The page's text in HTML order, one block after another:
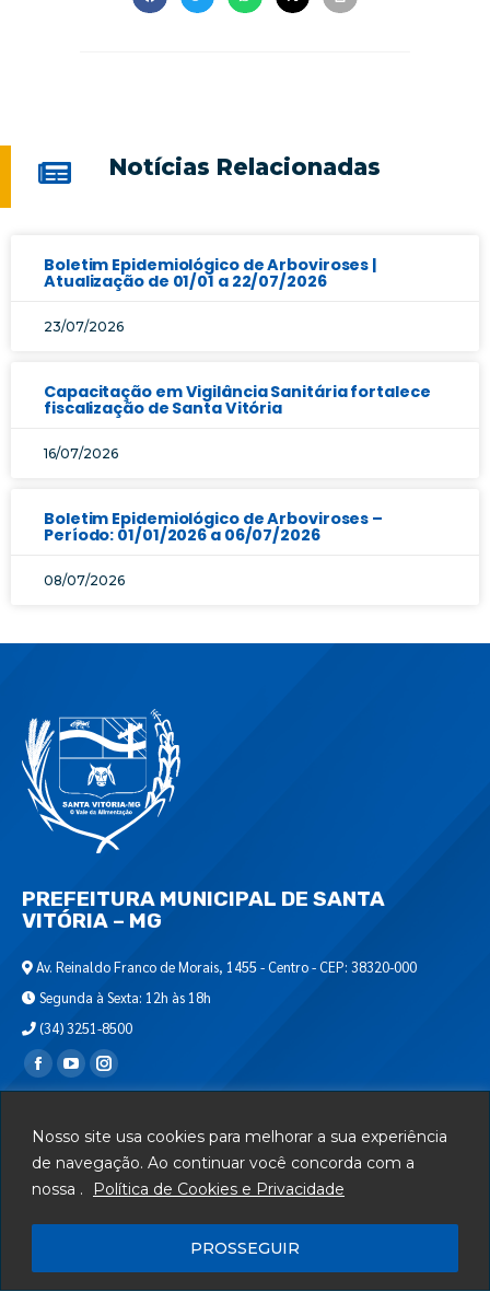
Nosso site usa cookies para melhorar a sua experiência
de navegação. Ao continuar você concorda com a
nossa .
Política de Cookies e Privacidade
PROSSEGUIR
Notícias Relacionadas
Boletim Epidemiológico de Arboviroses |
Atualização de 01/01 a 22/07/2026
23/07/2026
Capacitação em Vigilância Sanitária fortalece
fiscalização de Santa Vitória
16/07/2026
Boletim Epidemiológico de Arboviroses –
Período: 01/01/2026 a 06/07/2026
08/07/2026
PREFEITURA MUNICIPAL DE SANTA
VITÓRIA – MG
Av. Reinaldo Franco de Morais, 1455 - Centro - CEP: 38320-000
Segunda à Sexta: 12h às 18h
(34) 3251-8500
Encontre-nos em:
Departamento de T.I.
Serviços
Mapa do Site